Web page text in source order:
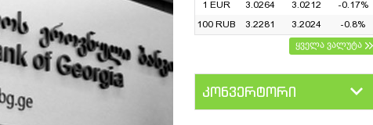
1 EUR
3.0264 3.0212
-0.17%
100 RUB
3.2281 3.2024
-0.8%
ყველა ვალუტა
კონვერტორი